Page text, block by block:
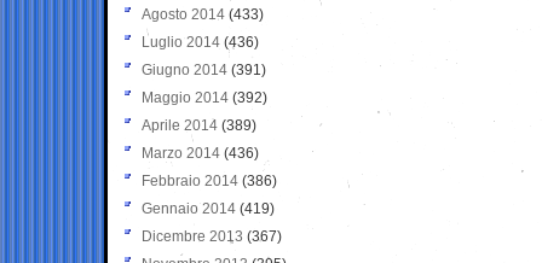
Agosto 2014 (433)
Luglio 2014 (436)
Giugno 2014 (391)
Maggio 2014 (392)
Aprile 2014 (389)
Marzo 2014 (436)
Febbraio 2014 (386)
Gennaio 2014 (419)
Dicembre 2013 (367)